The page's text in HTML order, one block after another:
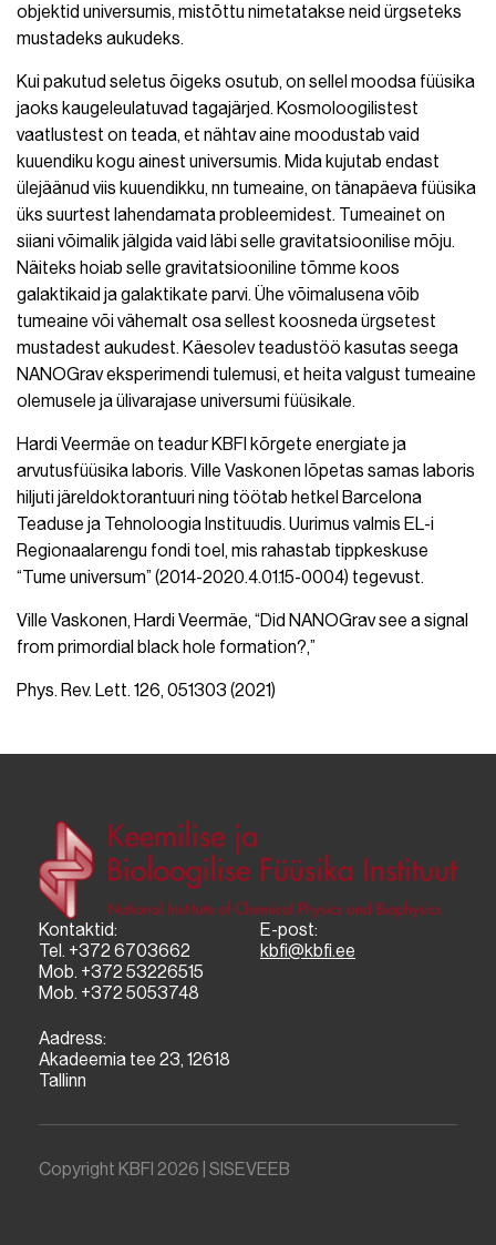
objektid universumis, mistõttu nimetatakse neid ürgseteks
mustadeks aukudeks.
Kui pakutud seletus õigeks osutub, on sellel moodsa füüsika
jaoks kaugeleulatuvad tagajärjed. Kosmoloogilistest
vaatlustest on teada, et nähtav aine moodustab vaid
kuuendiku kogu ainest universumis. Mida kujutab endast
ülejäänud viis kuuendikku, nn tumeaine, on tänapäeva füüsika
üks suurtest lahendamata probleemidest. Tumeainet on
siiani võimalik jälgida vaid läbi selle gravitatsioonilise mõju.
Näiteks hoiab selle gravitatsiooniline tõmme koos
galaktikaid ja galaktikate parvi. Ühe võimalusena võib
tumeaine või vähemalt osa sellest koosneda ürgsetest
mustadest aukudest. Käesolev teadustöö kasutas seega
NANOGrav eksperimendi tulemusi, et heita valgust tumeaine
olemusele ja ülivarajase universumi füüsikale.
Hardi Veermäe on teadur KBFI kõrgete energiate ja
arvutusfüüsika laboris. Ville Vaskonen lõpetas samas laboris
hiljuti järeldoktorantuuri ning töötab hetkel Barcelona
Teaduse ja Tehnoloogia Instituudis. Uurimus valmis EL-i
Regionaalarengu fondi toel, mis rahastab tippkeskuse
“Tume universum” (2014-2020.4.01.15-0004) tegevust.
Ville Vaskonen, Hardi Veermäe, “Did NANOGrav see a signal
from primordial black hole formation?,”
Phys. Rev. Lett. 126, 051303 (2021)
Kontaktid:
Tel. +372 6703662
Mob. +372 53226515
Mob. +372 5053748
E-post:
kbfi@kbfi.ee
Aadress:
Akadeemia tee 23, 12618
Tallinn
Copyright KBFI 2026 | SISEVEEB